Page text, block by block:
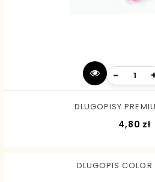
-
DLUGOPISY
4,80 zł
DLUGOPIS COLOR